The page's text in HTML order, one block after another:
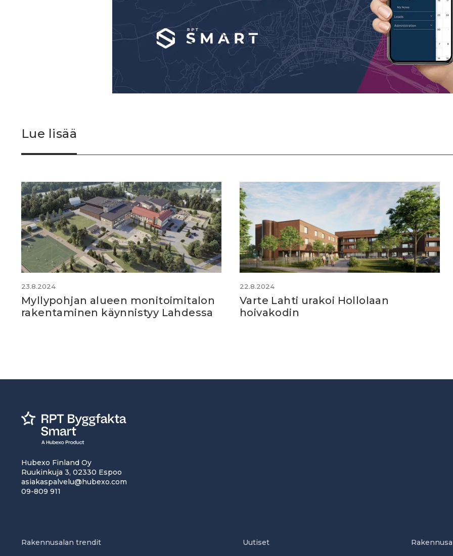
Lue lisää
23.8.2024
Myllypohjan alueen monitoimitalon
rakentaminen käynnistyy Lahdessa
22.8.2024
Varte Lahti urakoi Hollolaan
hoivakodin
Hubexo Finland Oy
Ruukinkuja 3, 02330 Espoo
asiakaspalvelu@hubexo.com
09-809 911
Rakennusalan trendit Uutiset